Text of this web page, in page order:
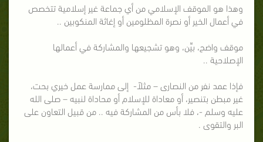
وهذا هو الموقف الإسلامي من أي جماعة غير إسلامية تتخصص
في أعمال الخير أو نصرة المظلومين أو إغاثة المنكوبين ..
موقف واضح، بيِّن، وهو تشجيعها والمشاركة في أعمالها
الإصلاحية ..
فإذا عمد نفر من النصارى – مثلاً- إلى ممارسة عمل خيري بحت،
غير مبطن بتنصير، أو معاداة للإسلام أو محاداة لنبيه – صلى الله
عليه وسلم -، فلا بأس من المشاركة فيه .. من قبيل التعاون على
البر والتقوى .